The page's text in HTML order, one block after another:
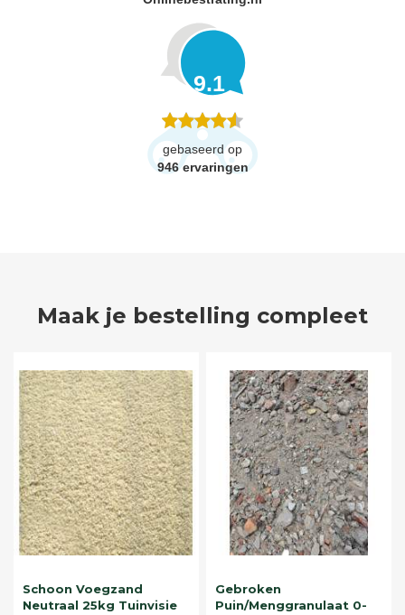
9.1
gebaseerd op
946 ervaringen
Maak je bestelling compleet
Schoon Voegzand
Neutraal 25kg Tuinvisie
Gebroken
Puin/Menggranulaat 0-